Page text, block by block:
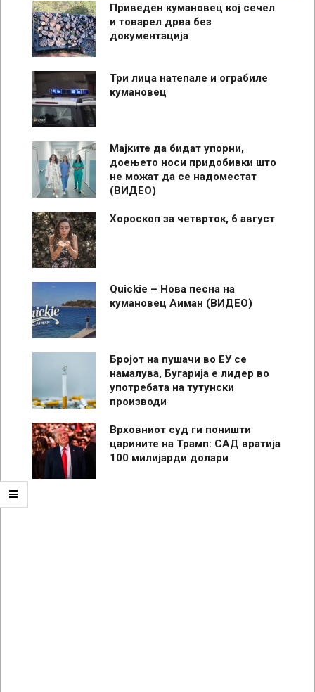
Приведен кумановец кој сечел
и товарел дрва без
документација
Три лица натепале и ограбиле
кумановец
Мајките да бидат упорни,
доењето носи придобивки што
не можат да се надоместат
(ВИДЕО)
Хороскоп за четврток, 6 август
Quickie – Нова песна на
кумановец Аиман (ВИДЕО)
Бројот на пушачи во ЕУ се
намалува, Бугарија е лидер во
употребата на тутунски
производи
Врховниот суд ги поништи
царините на Трамп: САД вратија
100 милијарди долари